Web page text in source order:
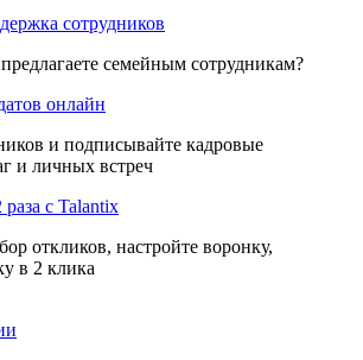
сотрудников
семейным сотрудникам?
онлайн
и подписывайте кадровые
и личных встреч
раза с Talantix
откликов, настройте воронку,
в 2 клика